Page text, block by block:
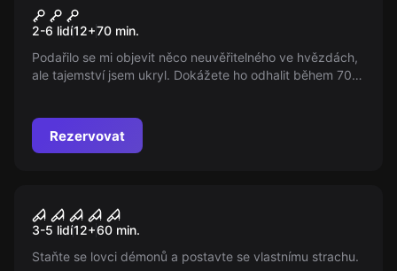
Nový
Hvězdářovo tajemství
2-6 lidí12+70 min.
Podařilo se mi objevit něco neuvěřitelného ve hvězdách,
ale tajemství jsem ukryl. Dokážete ho odhalit během 70
Rezervovat
Nový
Lovci démonů
3-5 lidí12+60 min.
Staňte se lovci démonů a postavte se vlastnímu strachu.